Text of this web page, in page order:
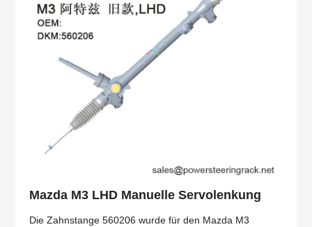
Mazda M3 LHD Manuelle Servolenkung
Die Zahnstange 560206 wurde für den Mazda M3